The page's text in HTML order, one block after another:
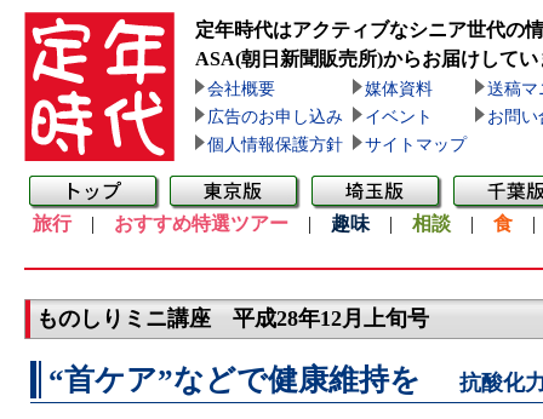
定年時代はアクティブなシニア世代の
ASA(朝日新聞販売所)からお届けしてい
会社概要 媒体資料
送稿マ
広告のお申し込み
イベント
お問い
個人情報保護方針
サイトマップ
旅行| おすすめ特選ツアー | 趣味 | 相談 | 食
ものしりミニ講座 平成28年12月上旬号
“首ケア”などで健康維持を 抗酸化